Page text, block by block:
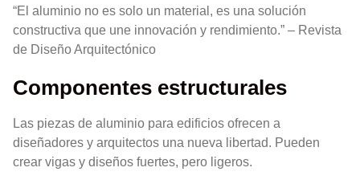
“El aluminio no es solo un material, es una solución
constructiva que une innovación y rendimiento.” – Revista
de Diseño Arquitectónico
Componentes estructurales
Las piezas de aluminio para edificios ofrecen a
diseñadores y arquitectos una nueva libertad. Pueden
crear vigas y diseños fuertes, pero ligeros.